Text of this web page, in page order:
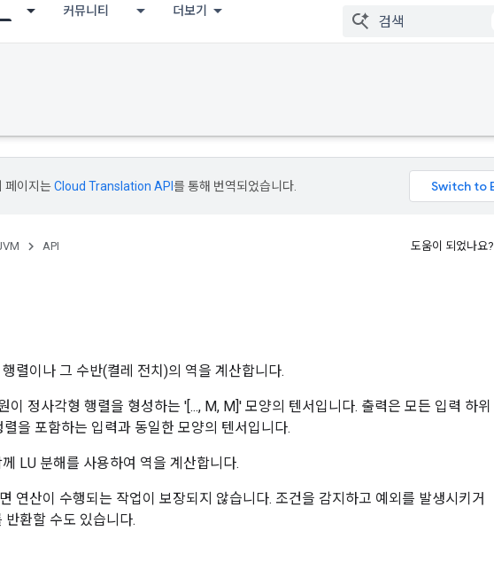
커뮤니티 더보기
페이지는Cloud Translation API 를 통해 번역되었습니다.
API 도움이 되었나요?
렬이나 그 수반(켤레 전치)의 역을 계산합니다.
이 정사각형 행렬을 형성하는 '[..., M, M]' 모양의 텐서입니다. 출력은 모든 입력 하위
렬을 포함하는 입력과 동일한 모양의 텐서입니다.
LU 분해를 사용하여 역을 계산합니다.
연산이 수행되는 작업이 보장되지 않습니다. 조건을 감지하고 예외를 발생시키거
반환할 수도 있습니다.